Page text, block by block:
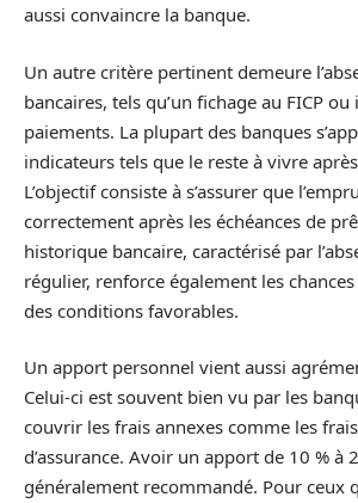
aussi convaincre la banque.
Un autre critère pertinent demeure
bancaires, tels qu’un fichage au FICP
paiements. La plupart des banques
indicateurs tels que le reste à vivre
L’objectif consiste à s’assurer que
correctement après les échéances de
historique bancaire, caractérisé par
régulier, renforce également les
des conditions favorables.
Un apport personnel vient aussi
Celui-ci est souvent bien vu par les
couvrir les frais annexes comme les
d’assurance. Avoir un apport de 10 % à
généralement recommandé. Pour ceux